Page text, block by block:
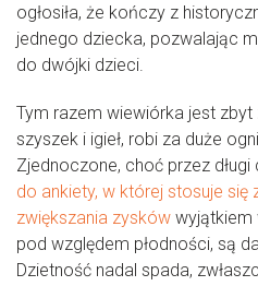
ogłosiła, że kończy z
jednego dziecka, pozwalając
do dwójki dzieci.
Tym razem wiewiórka jest zbyt
szyszek i igieł, robi za duże
Zjednoczone, choć przez długi
do ankiety, w której stosuje się
zwiększania zysków wyjątkiem
pod względem płodności, są
Dzietność nadal spada,